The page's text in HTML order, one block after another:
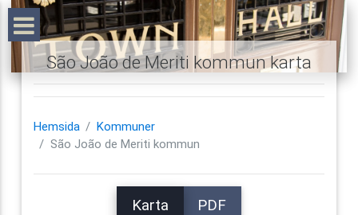
São João de Meriti kommun karta
Hemsida
Kommuner
São João de Meriti kommun
Karta PDF